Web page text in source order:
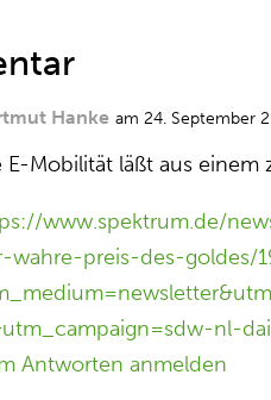
Hanke am 24. September
E-Mobilität läßt aus einem
www.spektrum.de/
wahre-preis-des-goldes/
nl-
Antworten anmelden